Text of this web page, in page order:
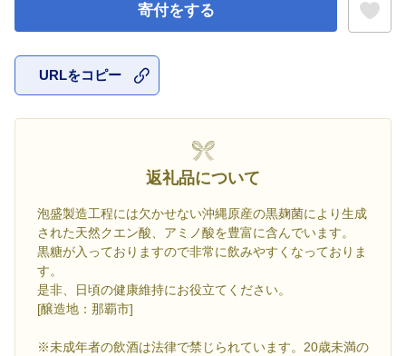
寄付をする
URLをコピー
返礼品について
泡盛製造工程には欠かせない沖縄原産の黒麹菌により生成
された天然クエン酸、アミノ酸を豊富に含んでいます。
黒糖が入っておりますので非常に飲みやすくなっておりま
す。
是非、日頃の健康維持にお役立てください。
[醸造地：那覇市]
※未成年者の飲酒は法律で禁じられています。20歳未満の